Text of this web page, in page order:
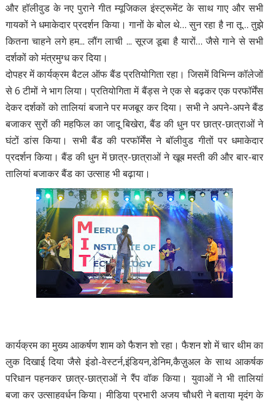
और हॉलीवुड के नए पुराने गीत म्यूजिकल इंस्ट्रूमेंट के साथ गाए और सभी
गायकों ने धमाकेदार प्रदर्शन किया। गानों के बोल थे… सुन रहा है ना तू… तुझे
कितना चाहने लगे हम... लौंग लाची ... सूरज डूबा है यारों… जैसे गाने से सभी
दर्शकों को मंत्रमुग्ध कर दिया।
दोपहर में कार्यक्रम बैटल ऑफ बैंड प्रतियोगिता रहा। जिसमें विभिन्न कॉलेजों
से 6 टीमों ने भाग लिया। प्रतियोगिता में बैंड्स ने एक से बढ़कर एक परफॉर्मेंस
देकर दर्शकों को तालियां बजाने पर मजबूर कर दिया। सभी ने अपने-अपने बैंड
बजाकर सुरों की महफिल का जादू बिखेरा, बैंड की धुन पर छात्र-छात्राओं ने
घंटों डांस किया। सभी बैंड की परफॉर्मेंस ने बॉलीवुड गीतों पर धमाकेदार
प्रदर्शन किया। बैंड की धुन में छात्र-छात्राओं ने खूब मस्ती की और बार-बार
तालियां बजाकर बैंड का उत्साह भी बढ़ाया।
कार्यक्रम का मुख्य आकर्षण शाम को फैशन शो रहा। फैशन शो में चार थीम का
लुक दिखाई दिया जैसे इंडो-वेस्टर्न,इंडियन,डेनिम,कैज़ुअल के साथ आकर्षक
परिधान पहनकर छात्र-छात्राओं ने रैंप वॉक किया। युवाओं ने भी तालियां
बजा कर उत्साहवर्धन किया। मीडिया प्रभारी अजय चौधरी ने बताया मृदंग के